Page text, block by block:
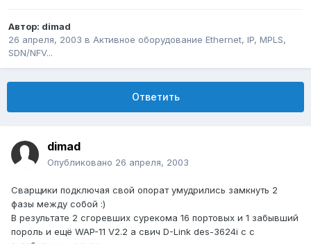
Автор: dimad
26 апреля, 2003 в Активное оборудование Ethernet, IP, MPLS,
SDN/NFV...
Ответить
dimad
Опубликовано 26 апреля, 2003
Сварщики подключая свой опорат умудрились замкнуть 2
фазы между собой :)
В результате 2 сгоревших сурекома 16 портовых и 1 забывший
пороль и ещё WAP-11 V2.2 а свич D-Link des-3624i c с